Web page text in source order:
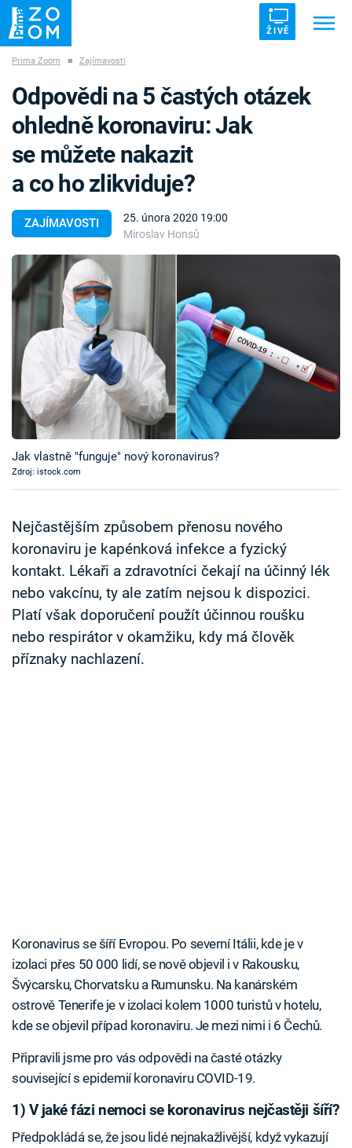
ŽIVĚ
ZÁHADY VETŘELCI DÁVNOVĚKU
Témata
Témata
Pořady
TV Program
Časopis
Sledujte prima+
Přihlášení
Prima Zoom ■ Zajímavosti
ZAJÍMAVOSTI
25. února 2020 19:00
Miroslav Honsů
Odpovědi na 5 častých otázek
ohledně koronaviru: Jak
se můžete nakazit
a co ho zlikviduje?
Jak vlastně "funguje" nový koronavirus?
Zdroj: istock.com
Nejčastějším způsobem přenosu nového
koronaviru je kapénková infekce a fyzický
kontakt. Lékaři a zdravotníci čekají na účinný lék
nebo vakcínu, ty ale zatím nejsou k dispozici.
Platí však doporučení použít účinnou roušku
nebo respirátor v okamžiku, kdy má člověk
příznaky nachlazení.
Koronavirus se šíří Evropou. Po severní Itálii, kde je v
izolaci přes 50 000 lidí, se nově objevil i v Rakousku,
Švýcarsku, Chorvatsku a Rumunsku. Na kanárském
ostrově Tenerife je v izolaci kolem 1000 turistů v hotelu,
kde se objevil případ koronaviru. Je mezi nimi i 6 Čechů.
Připravili jsme pro vás odpovědi na časté otázky
související s epidemií koronaviru COVID-19.
1) V jaké fázi nemoci se koronavirus nejčastěji šíří?
Předpokládá se, že jsou lidé nejnakažlivější, když vykazují